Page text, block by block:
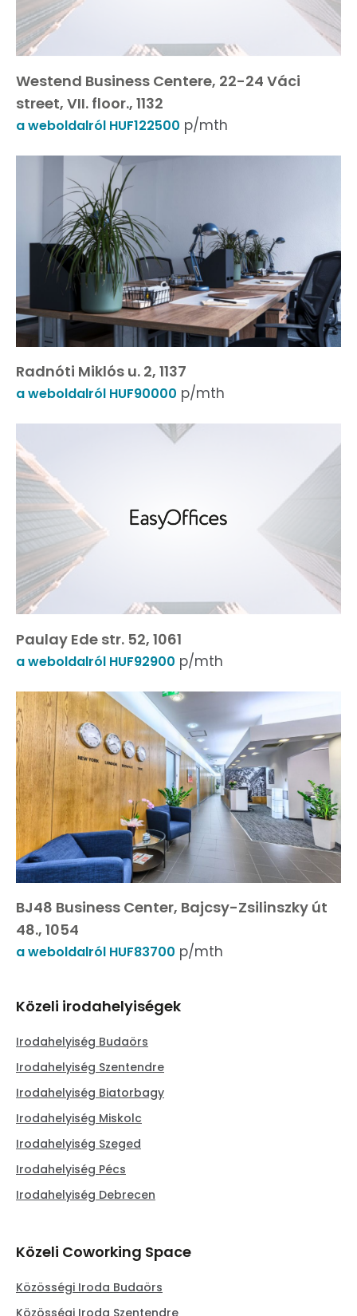
Westend Business Centere, 22-24 Váci
street, VII. floor., 1132
a weboldalról HUF122500 p/mth
Radnóti Miklós u. 2, 1137
a weboldalról HUF90000 p/mth
Paulay Ede str. 52, 1061
a weboldalról HUF92900 p/mth
BJ48 Business Center, Bajcsy-Zsilinszky út
48., 1054
a weboldalról HUF83700 p/mth
Közeli irodahelyiségek
Irodahelyiség Budaörs
Irodahelyiség Szentendre
Irodahelyiség Biatorbagy
Irodahelyiség Miskolc
Irodahelyiség Szeged
Irodahelyiség Pécs
Irodahelyiség Debrecen
Közeli Coworking Space
Közösségi Iroda Budaörs
Közösségi Iroda Szentendre